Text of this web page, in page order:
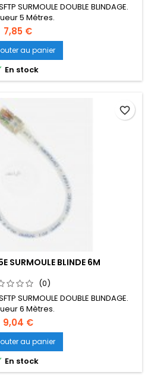
SURMOULE DOUBLE BLINDAGE.
5 Métres.
7,85 €
au panier
En stock
SURMOULE BLINDE 6M
(0)
SURMOULE DOUBLE BLINDAGE.
6 Mètres.
9,04 €
au panier
En stock
favorite_border